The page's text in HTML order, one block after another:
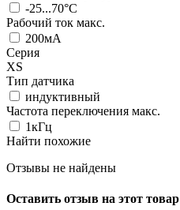
-25...70°C
Рабочий ток макс.
200мА
Серия
XS
Тип датчика
индуктивный
Частота переключения макс.
1кГц
Найти похожие
Отзывы не найдены
Оставить отзыв на этот товар